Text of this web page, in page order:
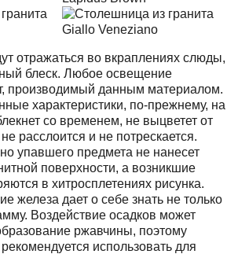
отражаться во вкраплениях слюды,
блеск. Любое освещение
производимый данным материалом.
характеристики, по-прежнему, на
со временем, не выцветет от
расслоится и не потрескается.
упавшего предмета не нанесет
поверхности, а возникшие
в хитросплетениях рисунка.
железа дает о себе знать не только
Воздействие осадков может
ржавчины, поэтому
использовать для